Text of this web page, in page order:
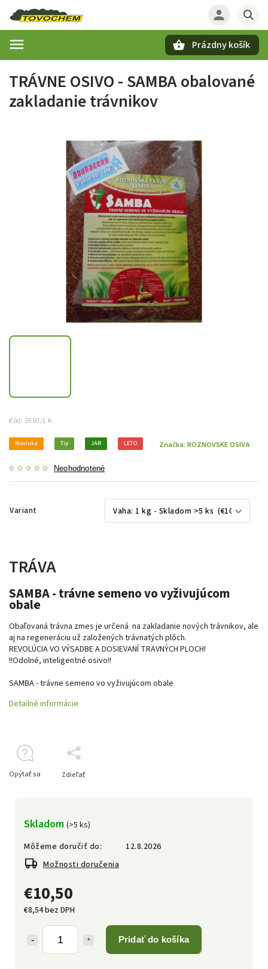
Prázdny košík
TRÁVNE OSIVO - SAMBA obalované
zakladanie trávnikov
Kód: 3950/1 K
Novinka Tip JAR LETO
Neohodnotené
Značka: ROZNOVSKE OSIVA
Variant
€10,50
€8,54 bez DPH
Pridať do košíka
Skladom (>5 ks)
Môžeme doručiť do:
12.8.2026
Možnosti doručenia
TRÁVA
SAMBA - trávne semeno vo vyživujúcom
obale
Obaľovaná trávna zmes je určená na zakladanie nových trávnikov, ale
aj na regeneráciu už založených trávnatých plôch.
REVOLÚCIA VO VÝSADBE A DOSIEVANÍ TRAVNÝCH PLOCH!
!!Odolné, inteligentné osivo!!
SAMBA - trávne semeno vo vyživujúcom obale
Detailné informácie
Opýtať sa Zdieľať